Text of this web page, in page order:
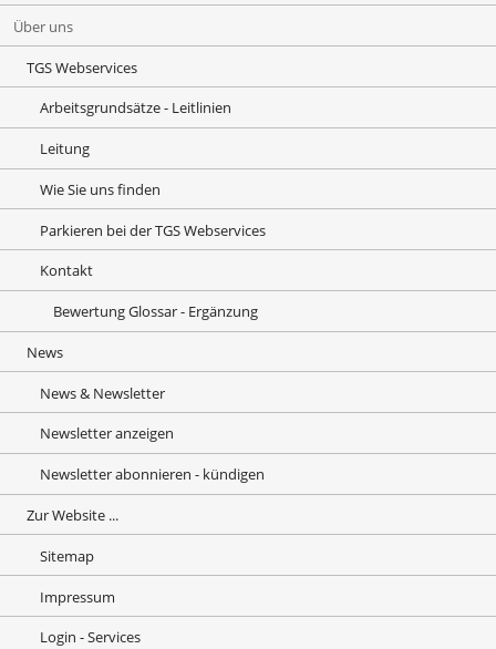
Über uns
TGS Webservices
Arbeitsgrundsätze - Leitlinien
Leitung
Wie Sie uns finden
Parkieren bei der TGS Webservices
Kontakt
Bewertung Glossar - Ergänzung
News
News & Newsletter
Newsletter anzeigen
Newsletter abonnieren - kündigen
Zur Website ...
Sitemap
Impressum
Login - Services